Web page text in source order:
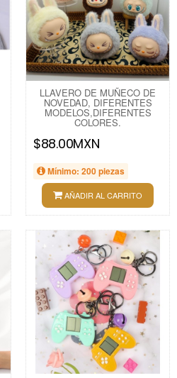
LLAVERO DE MUÑECO DE
NOVEDAD, DIFERENTES
MODELOS,DIFERENTES
COLORES.
$88.00MXN
Mínimo: 200 piezas
AÑADIR AL CARRITO